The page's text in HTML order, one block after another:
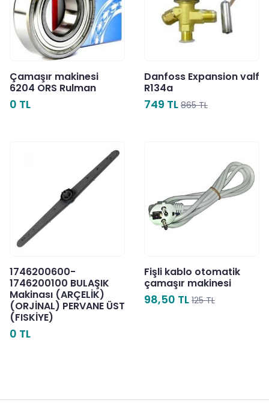
Çamaşır makinesi
6204 ORS Rulman
0 TL
Danfoss Expansion valf
R134a
749 TL 865 TL
1746200600-
1746200100 BULAŞIK
Makinası (ARÇELİK)
(ORJİNAL) PERVANE ÜST
(FISKİYE)
0 TL
Fişli kablo otomatik
çamaşır makinesi
98,50 TL 125 TL